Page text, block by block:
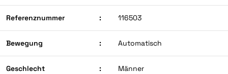
Referenznummer : 116503
Bewegung : Automatisch
Geschlecht : Männer